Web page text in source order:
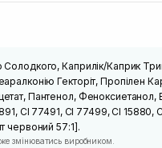
Каприлік/Каприк
Гекторіт, Пропілен
Пантенол, Феноксиетанол,
CI 77491, CI 77499, CI 15880,
червоний 57:1].
змінюватись виробником.